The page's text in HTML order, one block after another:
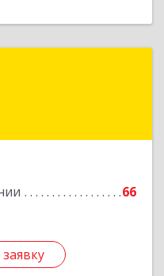
66
Луга г, Урицкого